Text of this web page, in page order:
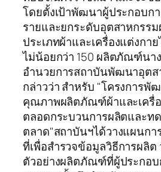
โดยตั้งเป้าพัฒนาผู้ประกอบก
รายและยกระดับอุตสาหกร
ประเภทผ้าและเครื่องแต่งกา
ไม่น้อยกว่า 150 ผลิตภัณฑ์นา
อำนวยการสถาบันพัฒนาอุตส
กล่าวว่า สำหรับ "โครงการพั
คุณภาพผลิตภัณฑ์ผ้าและเครื่
ตลอดกระบวนการผลิตและท
ตลาด"สถาบันฯได้วางแผนก
ที่เพื่อสำรวจข้อมูลวิธีการผลิต
ตัวอย่างผลิตภัณฑ์ที่ผู้ประกอบ